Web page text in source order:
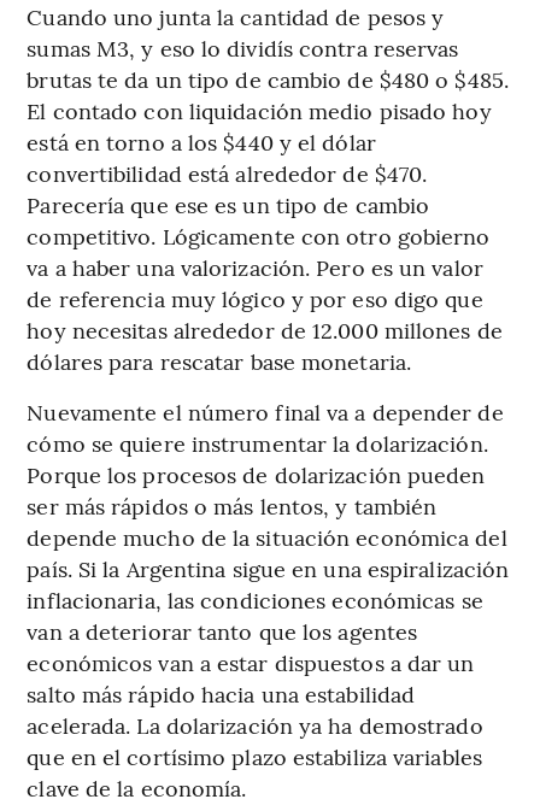
Cuando uno junta la cantidad de pesos y
sumas M3, y eso lo dividís contra reservas
brutas te da un tipo de cambio de $480 o $485.
El contado con liquidación medio pisado hoy
está en torno a los $440 y el dólar
convertibilidad está alrededor de $470.
Parecería que ese es un tipo de cambio
competitivo. Lógicamente con otro gobierno
va a haber una valorización. Pero es un valor
de referencia muy lógico y por eso digo que
hoy necesitas alrededor de 12.000 millones de
dólares para rescatar base monetaria.
Nuevamente el número final va a depender de
cómo se quiere instrumentar la dolarización.
Porque los procesos de dolarización pueden
ser más rápidos o más lentos, y también
depende mucho de la situación económica del
país. Si la Argentina sigue en una espiralización
inflacionaria, las condiciones económicas se
van a deteriorar tanto que los agentes
económicos van a estar dispuestos a dar un
salto más rápido hacia una estabilidad
acelerada. La dolarización ya ha demostrado
que en el cortísimo plazo estabiliza variables
clave de la economía.